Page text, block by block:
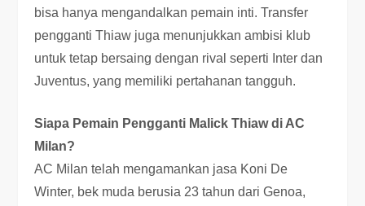
bisa hanya mengandalkan pemain inti. Transfer
pengganti Thiaw juga menunjukkan ambisi klub
untuk tetap bersaing dengan rival seperti Inter dan
Juventus, yang memiliki pertahanan tangguh.
Siapa Pemain Pengganti Malick Thiaw di AC
Milan?
AC Milan telah mengamankan jasa Koni De
Winter, bek muda berusia 23 tahun dari Genoa,